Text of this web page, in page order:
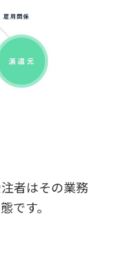
者はその業務
です。